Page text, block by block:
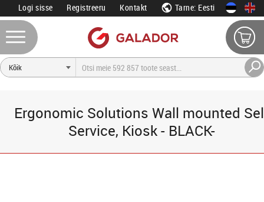
Logi sisse Registreeru Kontakt Tarne: Eesti
Ergonomic Solutions Wall mounted
Service, Kiosk - BLACK-